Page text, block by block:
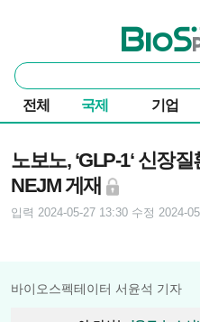
바이오스펙
통
합
검
색
전체 국제 기업
노보노, ‘GLP-1‘ 신장
NEJM 게재
입력 2024-05-27 13:30 수정 2024-
바이오스펙테이터 서윤석 기자